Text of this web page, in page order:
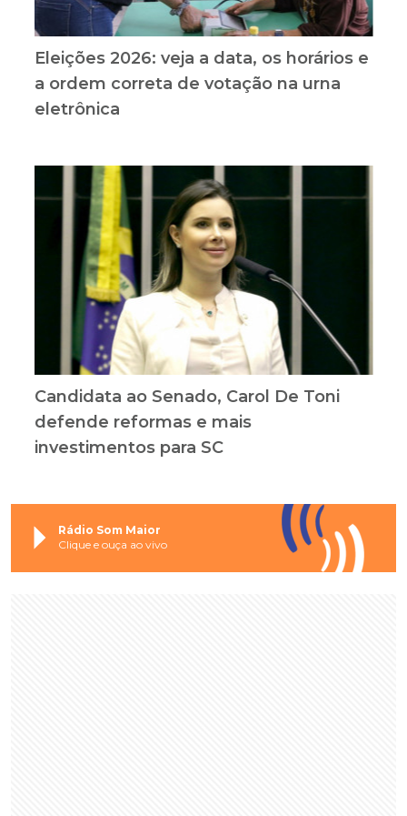
Eleições 2026: veja a data, os horários e
a ordem correta de votação na urna
eletrônica
Candidata ao Senado, Carol De Toni
defende reformas e mais
investimentos para SC
Rádio Som Maior
Clique e ouça ao vivo